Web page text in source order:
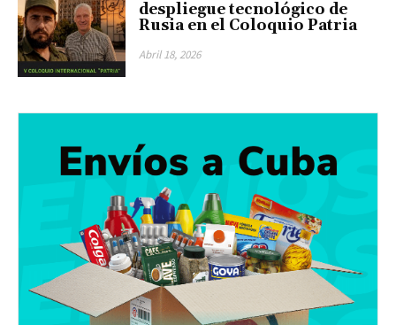
despliegue tecnológico de
Rusia en el Coloquio Patria
Abril 18, 2026